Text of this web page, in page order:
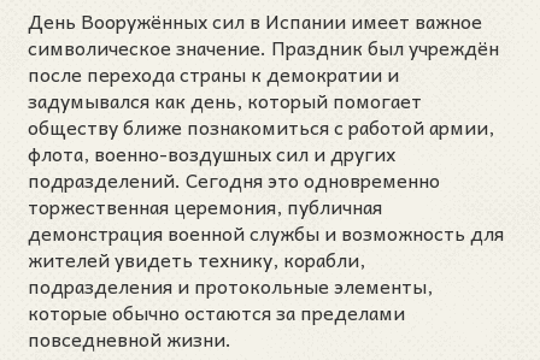
День Вооружённых сил в Испании имеет важное
символическое значение. Праздник был учреждён
после перехода страны к демократии и
задумывался как день, который помогает
обществу ближе познакомиться с работой армии,
флота, военно-воздушных сил и других
подразделений. Сегодня это одновременно
торжественная церемония, публичная
демонстрация военной службы и возможность для
жителей увидеть технику, корабли,
подразделения и протокольные элементы,
которые обычно остаются за пределами
повседневной жизни.